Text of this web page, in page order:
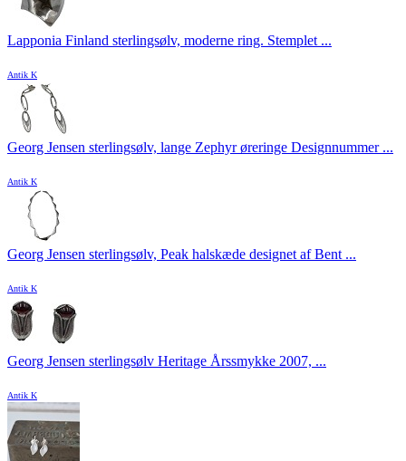
Lapponia Finland sterlingsølv, moderne ring. Stemplet ...
Antik K
Georg Jensen sterlingsølv, lange Zephyr øreringe Designnummer ...
Antik K
Georg Jensen sterlingsølv, Peak halskæde designet af Bent ...
Antik K
Georg Jensen sterlingsølv Heritage Årssmykke 2007, ...
Antik K